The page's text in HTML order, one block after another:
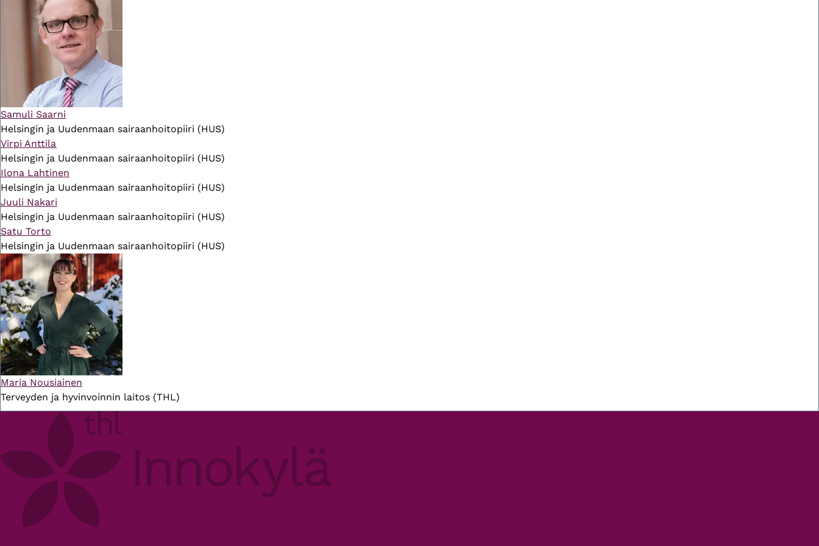
Samuli Saarni
Helsingin ja Uudenmaan sairaanhoitopiiri (HUS)
Virpi Anttila
Helsingin ja Uudenmaan sairaanhoitopiiri (HUS)
Ilona Lahtinen
Helsingin ja Uudenmaan sairaanhoitopiiri (HUS)
Juuli Nakari
Helsingin ja Uudenmaan sairaanhoitopiiri (HUS)
Satu Torto
Helsingin ja Uudenmaan sairaanhoitopiiri (HUS)
Maria Nousiainen
Terveyden ja hyvinvoinnin laitos (THL)